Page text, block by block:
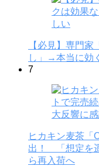
【必見】専門
し」→本当に効
7
ヒカキン麦茶「
出！ 「想定を
ら再入荷へ